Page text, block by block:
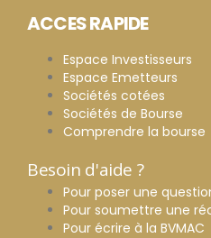
ACCES RAPIDE
Espace Investisseurs
Espace Emetteurs
Sociétés cotées
Sociétés de Bourse
Comprendre la bourse
Besoin d'aide ?
Pour poser une
Pour soumettre une
Pour écrire à la BVMAC